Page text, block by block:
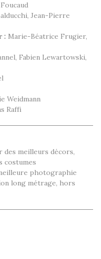
Jean-Pierre
: Marie-Béatrice Frugier,
Fabien Lewartowski,
Weidmann
Raffi
des meilleurs décors,
costumes
photographie
long métrage, hors